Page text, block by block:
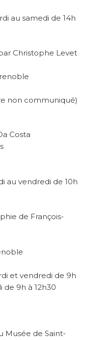
au samedi de 14h
Christophe Levet
non communiqué)
Costa
au vendredi de 10h
de François-
et vendredi de 9h
de 9h à 12h30
Musée de Saint-